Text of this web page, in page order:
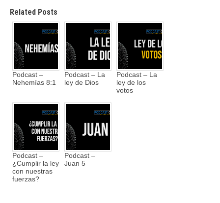
audio
Related Posts
Podcast –
Nehemías 8:1
Podcast – La
ley de Dios
Podcast – La
ley de los
votos
Podcast –
¿Cumplir la ley
con nuestras
fuerzas?
Podcast –
Juan 5